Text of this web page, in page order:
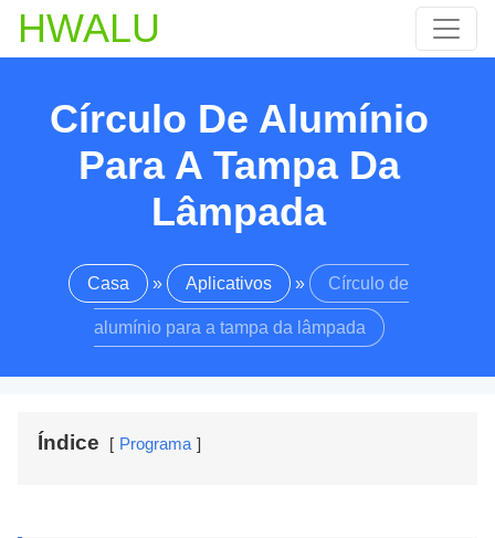
HWALU
Círculo De Alumínio
Para A Tampa Da
Lâmpada
Casa » Aplicativos » Círculo de
alumínio para a tampa da lâmpada
Índice Programa